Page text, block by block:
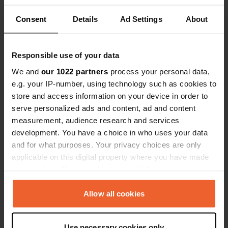
Consent Details Ad Settings About
Responsible use of your data
We and our 1022 partners process your personal data,
e.g. your IP-number, using technology such as cookies to
store and access information on your device in order to
serve personalized ads and content, ad and content
measurement, audience research and services
development. You have a choice in who uses your data
and for what purposes. Your privacy choices are only
applicable on this digital property where you have made
any time from the Cookie Declaration or by clicking on
the Privacy trigger icon.Allow all cookies
Contact
Emplacement
Avenida Doctor Severo Ochoa 50
03503, Benidorm, Espagne
Copie
Coordonnées
38° 33' 10" N 0° 5' 51" W
Copie
38.5527744 -0.0975719
Passer àPRO+